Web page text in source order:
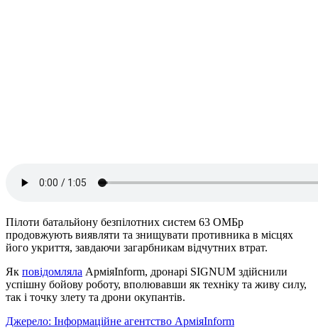
Пілоти батальйону безпілотних систем 63 ОМБр
продовжують виявляти та знищувати противника в місцях
його укриття, завдаючи загарбникам відчутних втрат.
Як повідомляла АрміяInform, дронарі SIGNUM здійснили
успішну бойову роботу, вполювавши як техніку та живу силу,
так і точку злету та дрони окупантів.
Джерело: Інформаційне агентство АрміяInform